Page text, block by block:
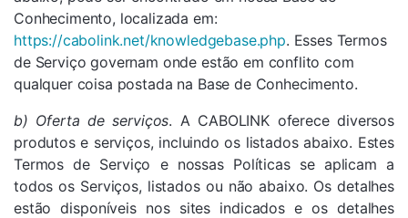
Conhecimento, localizada em:
https://cabolink.net/knowledgebase.php. Esses Termos
de Serviço governam onde estão em conflito com
qualquer coisa postada na Base de Conhecimento.
b) Oferta de serviços. A CABOLINK oferece diversos
produtos e serviços, incluindo os listados abaixo. Estes
Termos de Serviço e nossas Políticas se aplicam a
todos os Serviços, listados ou não abaixo. Os detalhes
estão disponíveis nos sites indicados e os detalhes